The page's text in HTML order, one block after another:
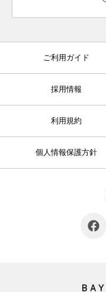
ご利用ガイド
採用情報
利用規約
個人情報保護方針